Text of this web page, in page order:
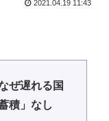
2021.04.19 11:43
ぜ遅れる国
積」なし